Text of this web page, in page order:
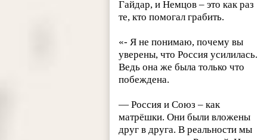
Гайдар, и Немцов – это как раз
те, кто помогал грабить.
«- Я не понимаю, почему вы
уверены, что Россия усилилась.
Ведь она же была только что
побеждена.
— Россия и Союз – как
матрёшки. Они были вложены
друг в друга. В реальности мы